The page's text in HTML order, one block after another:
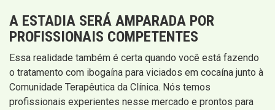
A ESTADIA SERÁ AMPARADA POR
PROFISSIONAIS COMPETENTES
Essa realidade também é certa quando você está fazendo
o tratamento com ibogaína para viciados em cocaína junto à
Comunidade Terapêutica da Clínica. Nós temos
profissionais experientes nesse mercado e prontos para